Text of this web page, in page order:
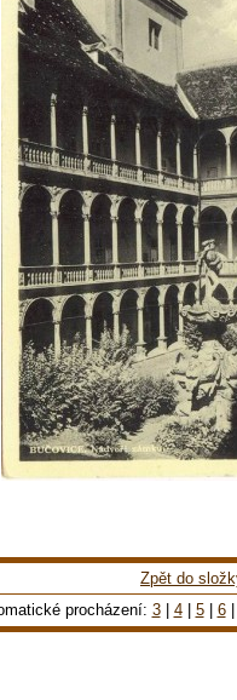
Zpět do
procházení: 3| 4| 5| 6|